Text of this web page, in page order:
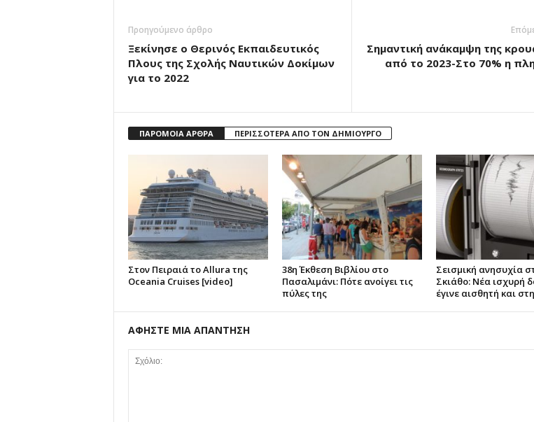
Προηγούμενο άρθρο
Ξεκίνησε ο Θερινός Εκπαιδευτικός
Πλους της Σχολής Ναυτικών Δοκίμων
για το 2022
Σημαντική ανάκαμψη της
από το 2023-Στο 70% η
ΠΑΡΟΜΟΙΑ ΑΡΘΡΑ ΠΕΡΙΣΣΟΤΕΡΑ ΑΠΟ ΤΟΝ ΔΗΜΙΟΥΡΓΟ
Στον Πειραιά το Allura της
Oceania Cruises [video]
38η Έκθεση Βιβλίου στο
Πασαλιμάνι: Πότε ανοίγει τις
πύλες της
Σεισμική ανησυχία
Σκιάθο: Νέα ισχυρή
έγινε αισθητή και
ΑΦΗΣΤΕ ΜΙΑ ΑΠΑΝΤΗΣΗ